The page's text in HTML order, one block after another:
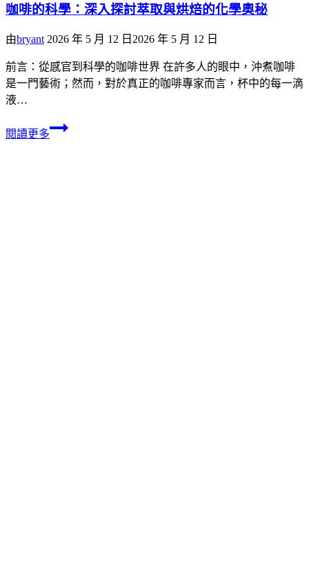
咖啡的科學：深入探討萃取與烘焙的化學奧秘
由bryant 2026 年 5 月 12 日 2026 年 5 月 12 日
前言：從感官到科學的咖啡世界 在許多人的眼中，沖煮咖啡
是一門藝術；然而，對於真正的咖啡專家而言，杯中的每一滴
液…
閱讀更多